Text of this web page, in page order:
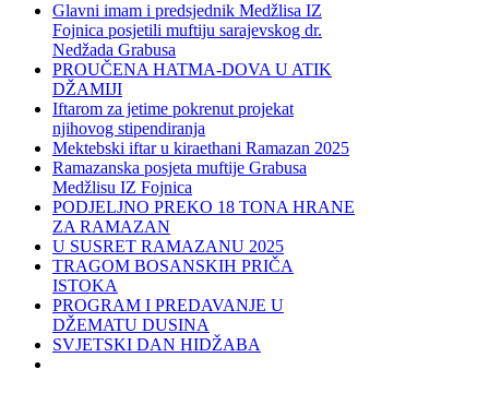
Glavni imam i predsjednik Medžlisa IZ
Fojnica posjetili muftiju sarajevskog dr.
Nedžada Grabusa
PROUČENA HATMA-DOVA U ATIK
DŽAMIJI
Iftarom za jetime pokrenut projekat
njihovog stipendiranja
Mektebski iftar u kiraethani Ramazan 2025
Ramazanska posjeta muftije Grabusa
Medžlisu IZ Fojnica
PODJELJNO PREKO 18 TONA HRANE
ZA RAMAZAN
U SUSRET RAMAZANU 2025
TRAGOM BOSANSKIH PRIČA
ISTOKA
PROGRAM I PREDAVANJE U
DŽEMATU DUSINA
SVJETSKI DAN HIDŽABA